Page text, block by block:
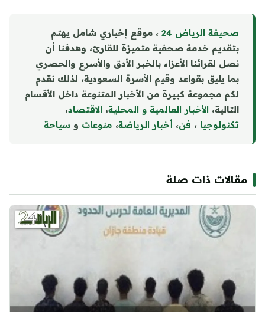
صحيفة الرياض 24
، موقع إخباري شامل يهتم
بتقديم خدمة صحفية متميزة للقارئ، وهدفنا أن
نصل لقرائنا الأعزاء بالخبر الأدق والأسرع والحصري
بما يليق بقواعد وقيم الأسرة السعودية، لذلك نقدم
لكم مجموعة كبيرة من الأخبار المتنوعة داخل الأقسام
التالية، الأخبار العالمية و المحلية، الاقتصاد،
تكنولوجيا ، فن، أخبار الرياضة، منوعات و سياحة
مقالات ذات صلة